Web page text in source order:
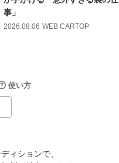
事」
2026.08.06 WEB CARTOP
使い方
ィションで、